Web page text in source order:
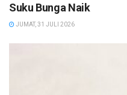
Suku Bunga Naik
JUMAT, 31 JULI 2026